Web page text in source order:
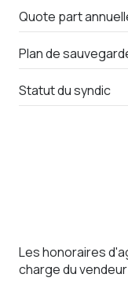
Quote part
Plan de
Statut du syndic
Les honoraires
charge du vendeur